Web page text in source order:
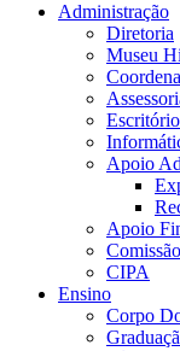
Administração
Diretoria
Museu
Apoio
Apoio
CIPA
Ensino
Corpo